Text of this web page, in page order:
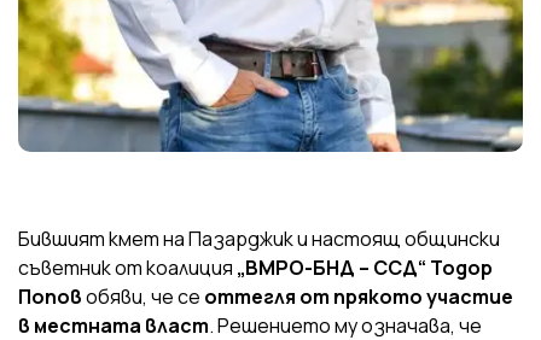
Бившият кмет на Пазарджик и настоящ общински
съветник от коалиция „ВМРО-БНД – ССД“ Тодор
Поповобяви, че се оттегля от прякото участие
в местната власт. Решението му означава, че